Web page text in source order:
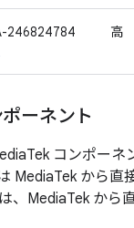
246824784
高
ーネント
コンポーネ
MediaTek から直
、MediaTek から